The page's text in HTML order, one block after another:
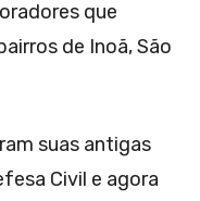
que
de Inoã, São
suas antigas
Civil e agora